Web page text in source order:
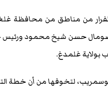
من مناطق من محافظة
حسن شيخ محمود ورئيس
بولاية غلمدغ.
مناطق تبعد نحو 50 كيلومترا شرقي طوسمريب، لتخوفها من أن